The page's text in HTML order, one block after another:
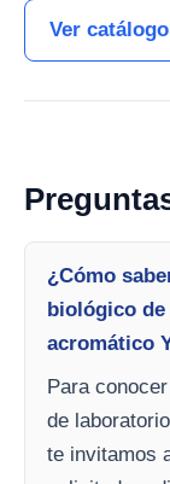
Ver
¿Cómo
biológico
acromático
Para
de
te invitamos